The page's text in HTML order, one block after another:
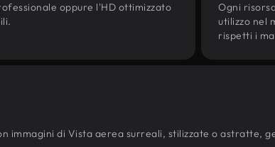
oppure l'HD ottimizzato
Ogni
utilizzo nel
rispetti i
immagini di Vista aerea surreali, stilizzate o astratte,